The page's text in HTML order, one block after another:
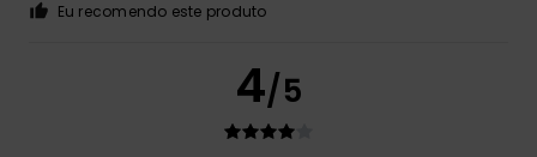
Eu recomendo este produto
4/5